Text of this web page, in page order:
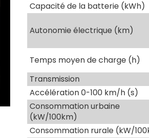
Capacité de la batterie (kWh)
Autonomie électrique (km)
Temps moyen de charge (h)
Transmission
Accélération 0-100 km/h (s)
Consommation urbaine
(kW/100km)
Consommation rurale (kW/